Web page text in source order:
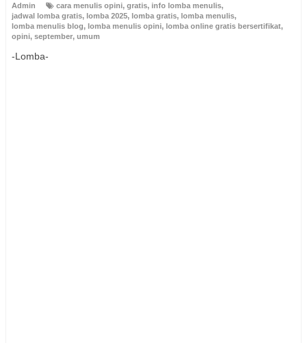
Admin cara menulis opini, gratis, info lomba menulis,
jadwal lomba gratis, lomba 2025, lomba gratis, lomba menulis,
lomba menulis blog, lomba menulis opini, lomba online gratis bersertifikat,
opini, september, umum
-Lomba-